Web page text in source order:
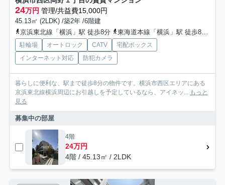
24万円 管理/共益費15,000円
45.13㎡ (2LDK) /築2年 /6階建
京浜東北線「横浜」駅 徒歩8分
東海道本線「横浜」駅 徒歩8分
駐輪場 オートロック CATV
宅配ボックス
インターネット対応
防犯カメラ
暮らしに便利な、駅まで徒歩8分の物件です。横浜市西区エリアにある
京浜東北線横浜周辺にお引越しを予定しているなら、アイネッ... もっと
見る
募集中の部屋
4階
24万円
4階 / 45.13㎡ / 2LDK